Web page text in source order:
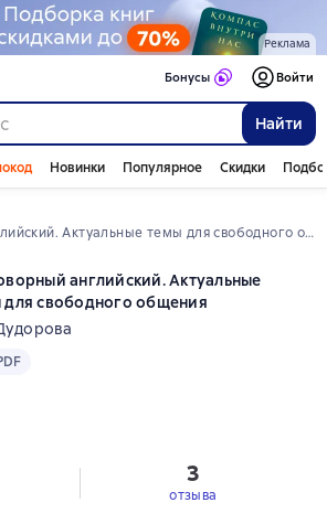
Реклама
Найти
Бонусы Войти
Новинки Популярное Скидки
Актуальные темы для свободного общения
английский. Актуальные
свободного общения
PDF
3
отзыва